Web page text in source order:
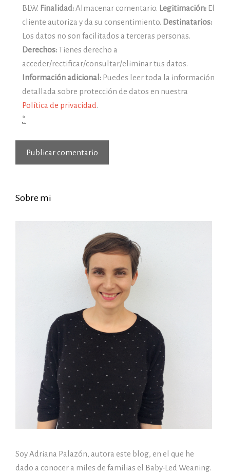
BLW. Finalidad:Almacenar comentario. Legitimación: El
cliente autoriza y da su consentimiento. Destinatarios:
Los datos no son facilitados a terceras personas.
Derechos:Tienes derecho a
acceder/rectificar/consultar/eliminar tus datos.
Información adicional: Puedes leer toda la información
detallada sobre protección de datos en nuestra
Política de privacidad .
*
Sobre mi
Soy Adriana Palazón, autora este blog, en el que he
dado a conocer a miles de familias el Baby-Led Weaning.